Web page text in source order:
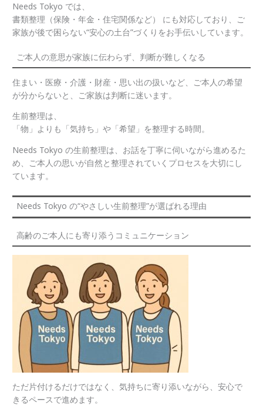
Needs Tokyo では、
書類整理（保険・年金・住宅関係など） にも対応しており、ご
家族が後で困らない“安心の土台”づくりをお手伝いしています。
ご本人の意思が家族に伝わらず、判断が難しくなる
住まい・医療・介護・財産・思い出の扱いなど、ご本人の希望
が分からないと、ご家族は判断に迷います。
生前整理は、
「物」よりも「気持ち」や「希望」を整理する時間。
Needs Tokyo の生前整理は、お話を丁寧に伺いながら進めるた
め、ご本人の思いが自然と整理されていくプロセスを大切にし
ています。
Needs Tokyo の“やさしい生前整理”が選ばれる理由
高齢のご本人にも寄り添うコミュニケーション
ただ片付けるだけではなく、気持ちに寄り添いながら、安心で
きるペースで進めます。